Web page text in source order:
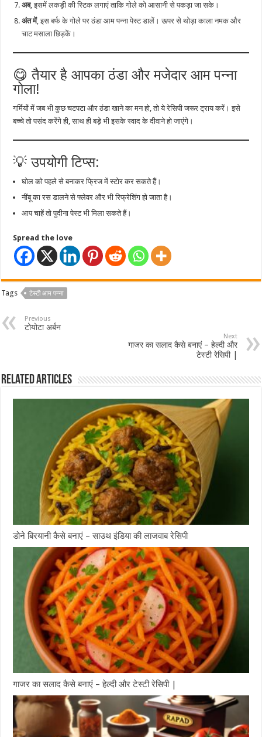
अब, इसमें लकड़ी की स्टिक लगाएं ताकि गोले को आसानी से पकड़ा जा सके।
अंत में, इस बर्फ के गोले पर ठंडा आम पन्ना पेस्ट डालें। ऊपर से थोड़ा काला नमक और
चाट मसाला छिड़कें।
😋 तैयार है आपका ठंडा और मजेदार आम पन्ना
गोला!
गर्मियों में जब भी कुछ चटपटा और ठंडा खाने का मन हो, तो ये रेसिपी जरूर ट्राय करें। इसे
बच्चे तो पसंद करेंगे ही, साथ ही बड़े भी इसके स्वाद के दीवाने हो जाएंगे।
💡 उपयोगी टिप्स:
घोल को पहले से बनाकर फ्रिज में स्टोर कर सकते हैं।
नींबू का रस डालने से फ्लेवर और भी रिफ्रेशिंग हो जाता है।
आप चाहें तो पुदीना पेस्ट भी मिला सकते हैं।
Spread the love
Tags टेस्टी आम पन्ना
Previous
टोयोटा अर्बन
Next
गाजर का सलाद कैसे बनाएं – हेल्दी और
टेस्टी रेसिपी |
Related Articles
डोने बिरयानी कैसे बनाएं – साउथ इंडिया की लाजवाब रेसिपी
गाजर का सलाद कैसे बनाएं – हेल्दी और टेस्टी रेसिपी |